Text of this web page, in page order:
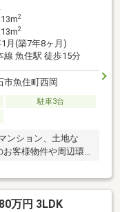
2
2
月(築7年8ヶ月)
線 魚住駅 徒歩15分
市魚住町西岡
駐車3台
ンション、土地な
お客様物件や周辺環
ネスティ神戸
１８番の１
万円 3LDK